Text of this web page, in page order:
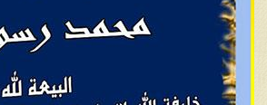
المُستقيم على منهاج
العظيم، ومن ثم يعرض عنه
من الأحاديث وروايات
الله فيتّبعونها برغم